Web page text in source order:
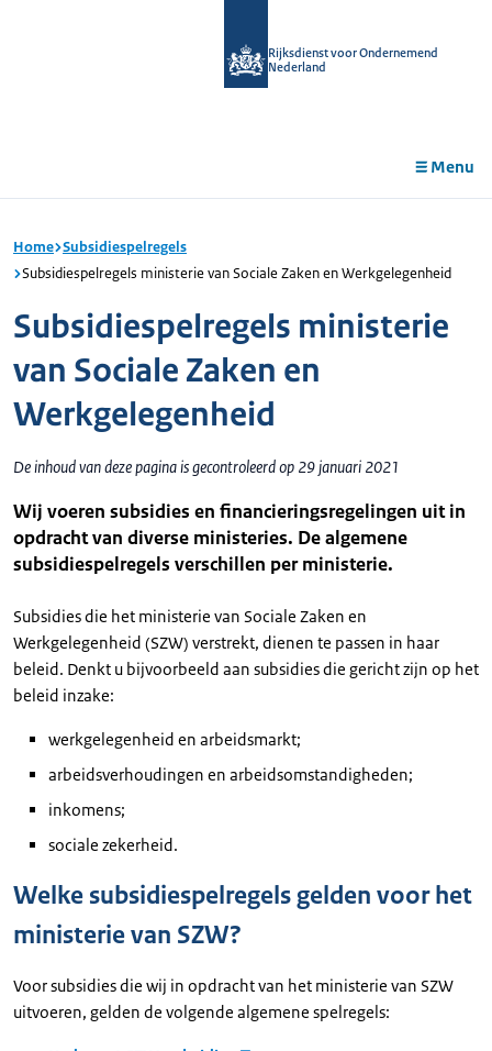
Rijksdienst voor Ondernemend
Nederland
Menu
Home Subsidiespelregels
Subsidiespelregels ministerie van Sociale Zaken en Werkgelegenheid
Subsidiespelregels ministerie
van Sociale Zaken en
Werkgelegenheid
De inhoud van deze pagina is gecontroleerd op 29 januari 2021
Wij voeren subsidies en financieringsregelingen uit in
opdracht van diverse ministeries. De algemene
subsidiespelregels verschillen per ministerie.
Subsidies die het ministerie van Sociale Zaken en
Werkgelegenheid (SZW) verstrekt, dienen te passen in haar
beleid. Denkt u bijvoorbeeld aan subsidies die gericht zijn op het
beleid inzake:
werkgelegenheid en arbeidsmarkt;
arbeidsverhoudingen en arbeidsomstandigheden;
inkomens;
sociale zekerheid.
Welke subsidiespelregels gelden voor het
ministerie van SZW?
Voor subsidies die wij in opdracht van het ministerie van SZW
uitvoeren, gelden de volgende algemene spelregels: